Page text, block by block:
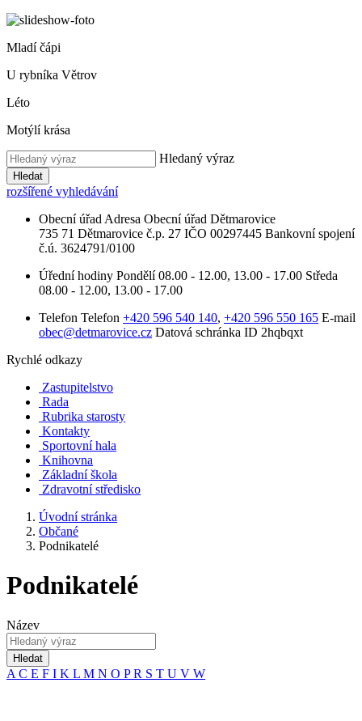
Mladí čápi
U rybníka Větrov
Léto
Motýlí krása
Hledaný výraz
Hledat
rozšířené vyhledávání
Obecní úřad Adresa Obecní úřad Dětmarovice
735 71 Dětmarovice č.p. 27 IČO 00297445 Bankovní spojení
č.ú. 3624791/0100
Úřední hodiny Pondělí 08.00 - 12.00, 13.00 - 17.00 Středa
08.00 - 12.00, 13.00 - 17.00
Telefon Telefon +420 596 540 140, +420 596 550 165 E-mail
obec@detmarovice.cz Datová schránka ID 2hqbqxt
Rychlé odkazy
Zastupitelstvo
Rada
Rubrika starosty
Kontakty
Sportovní hala
Knihovna
Základní škola
Zdravotní středisko
Úvodní stránka
Občané
Podnikatelé
Podnikatelé
Název
Hledat
A C E F I K L M N O PR S T U V W